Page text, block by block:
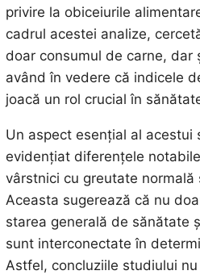
privire la obiceiurile
cadrul acestei analize,
doar consumul de carne, dar
având în vedere că indicele
joacă un rol crucial în
Un aspect esențial al acestui
evidențiat diferențele
vârstnici cu greutate normală
Aceasta sugerează că nu
starea generală de sănătate
sunt interconectate în
Astfel, concluziile studiului